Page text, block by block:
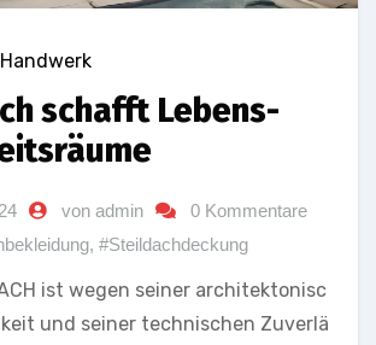
schafft Lebens-
von admin
0 Kommentare
, #Steildachdeckung
ist wegen seiner architektonisc
und seiner technischen Zuverlä